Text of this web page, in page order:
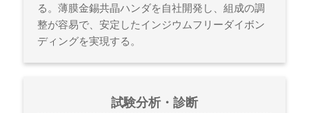
る。薄膜金錫共晶ハンダを自社開発し、組成の調
整が容易で、安定したインジウムフリーダイボン
ディングを実現する。
試験分析・診断